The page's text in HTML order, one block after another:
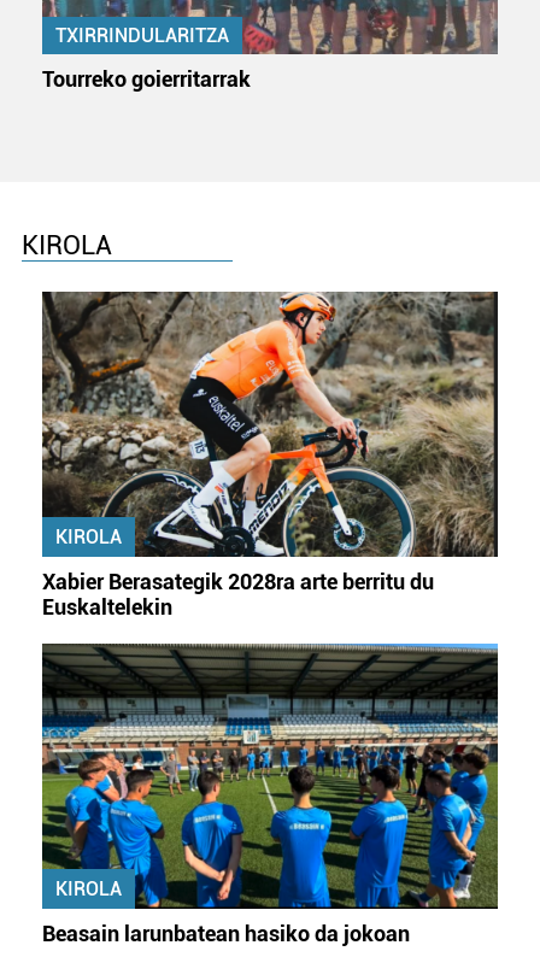
TXIRRINDULARITZA
Tourreko goierritarrak
KIROLA
KIROLA
Xabier Berasategik 2028ra arte berritu du
Euskaltelekin
KIROLA
Beasain larunbatean hasiko da jokoan